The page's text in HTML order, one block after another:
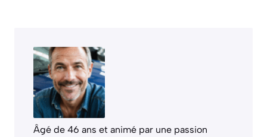
Âgé de 46 ans et animé par une passion